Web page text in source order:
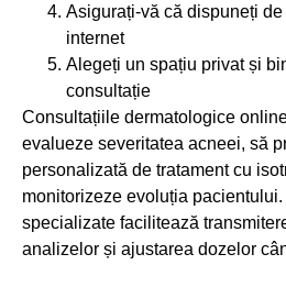
Asigurați-vă că dispuneți
internet
Alegeți un spațiu privat și
consultație
Consultațiile dermatologice
evalueze severitatea acneei, să
personalizată de tratament cu
monitorizeze evoluția
specializate facilitează
analizelor și ajustarea dozelor